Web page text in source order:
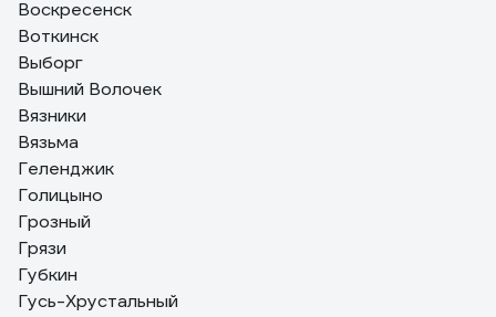
Воскресенск
Воткинск
Выборг
Вышний Волочек
Вязники
Вязьма
Геленджик
Голицыно
Грозный
Грязи
Губкин
Гусь-Хрустальный